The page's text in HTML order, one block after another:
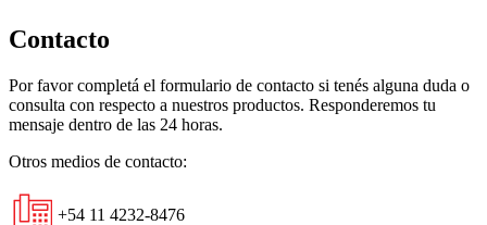
Contacto
Por favor completá el formulario de contacto si tenés alguna duda o
consulta con respecto a nuestros productos. Responderemos tu
mensaje dentro de las 24 horas.
Otros medios de contacto:
+54 11 4232-8476